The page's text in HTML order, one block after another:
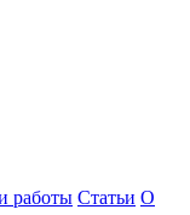
работы Статьи О